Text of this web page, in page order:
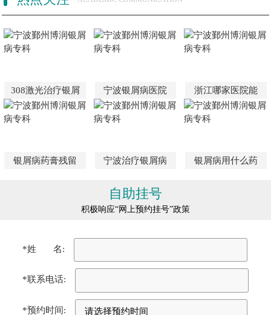
308激光治疗银屑 宁波银屑病医院 浙江哪家医院能
银屑病药膏残留 宁波治疗银屑病 银屑病用什么药
自助挂号
积极响应“网上预约挂号”政策
*姓 名:
*联系电话:
*预约时间: